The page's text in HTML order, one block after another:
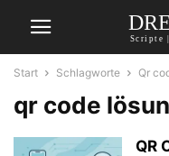
Scripte
Start Schlagworte Qr
qr code
QR